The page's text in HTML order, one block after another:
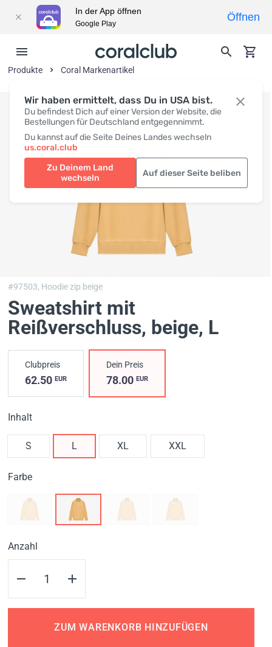
Wir haben ermittelt, dass Du in USA bist.
Du befindest Dich auf einer Version der Website, die
Bestellungen für Deutschland entgegennimmt.
Du kannst auf die Seite Deines Landes wechseln
us.coral.club
Zu Deinem Land
wechseln
Auf dieser Seite beliben
Produkte Coral Markenartikel
#97503, Hoodie zip beige
Sweatshirt mit
Reißverschluss, beige, L
Clubpreis
62.50 EUR
Dein Preis
78.00EUR
Inhalt
S L XL XXL
Farbe
Anzahl
ZUM WARENKORB HINZUFÜGEN
In der App öffnen
Google Play
Öffnen